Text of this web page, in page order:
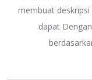
membuat
dapat